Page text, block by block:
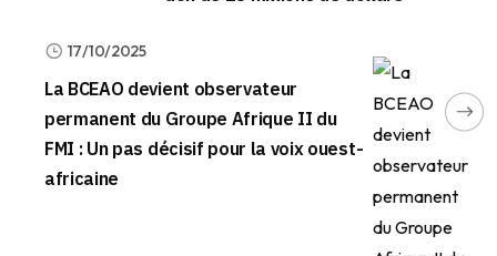
17/10/2025
La BCEAO devient observateur
permanent du Groupe Afrique II du
FMI : Un pas décisif pour la voix ouest-
africaine